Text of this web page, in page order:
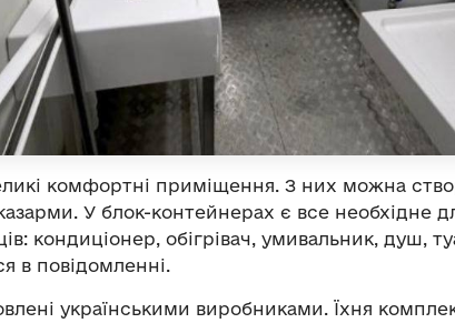
комфортні приміщення. З них можна
казарми. У блок-контейнерах є все необхідне
кондиціонер, обігрівач, умивальник, душ,
в повідомленні.
українськими виробниками. Їхня